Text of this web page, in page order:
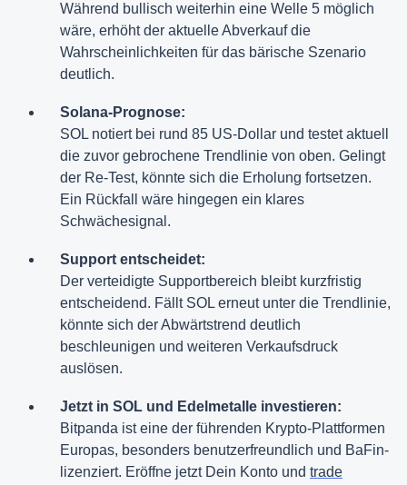
Während bullisch weiterhin eine Welle 5 möglich
wäre, erhöht der aktuelle Abverkauf die
Wahrscheinlichkeiten für das bärische Szenario
deutlich.
Solana-Prognose:
SOL notiert bei rund 85 US-Dollar und testet aktuell
die zuvor gebrochene Trendlinie von oben. Gelingt
der Re-Test, könnte sich die Erholung fortsetzen.
Ein Rückfall wäre hingegen ein klares
Schwächesignal.
Support entscheidet:
Der verteidigte Supportbereich bleibt kurzfristig
entscheidend. Fällt SOL erneut unter die Trendlinie,
könnte sich der Abwärtstrend deutlich
beschleunigen und weiteren Verkaufsdruck
auslösen.
Jetzt in SOL und Edelmetalle investieren:
Bitpanda ist eine der führenden Krypto-Plattformen
Europas, besonders benutzerfreundlich und BaFin-
lizenziert. Eröffne jetzt Dein Konto und trade